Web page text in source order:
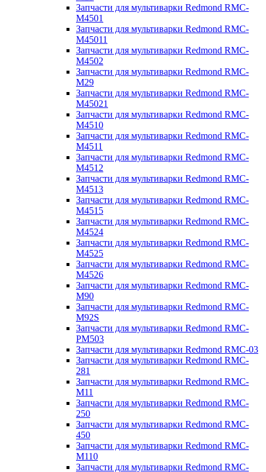
Запчасти для мультиварки Redmond RMC-
M4501
Запчасти для мультиварки Redmond RMC-
M45011
Запчасти для мультиварки Redmond RMC-
M4502
Запчасти для мультиварки Redmond RMC-
M29
Запчасти для мультиварки Redmond RMC-
M45021
Запчасти для мультиварки Redmond RMC-
M4510
Запчасти для мультиварки Redmond RMC-
M4511
Запчасти для мультиварки Redmond RMC-
M4512
Запчасти для мультиварки Redmond RMC-
M4513
Запчасти для мультиварки Redmond RMC-
M4515
Запчасти для мультиварки Redmond RMC-
M4524
Запчасти для мультиварки Redmond RMC-
M4525
Запчасти для мультиварки Redmond RMC-
M4526
Запчасти для мультиварки Redmond RMC-
M90
Запчасти для мультиварки Redmond RMC-
M92S
Запчасти для мультиварки Redmond RMC-
PM503
Запчасти для мультиварки Redmond RMC-03
Запчасти для мультиварки Redmond RMC-
281
Запчасти для мультиварки Redmond RMC-
M11
Запчасти для мультиварки Redmond RMC-
250
Запчасти для мультиварки Redmond RMC-
450
Запчасти для мультиварки Redmond RMC-
M110
Запчасти для мультиварки Redmond RMC-